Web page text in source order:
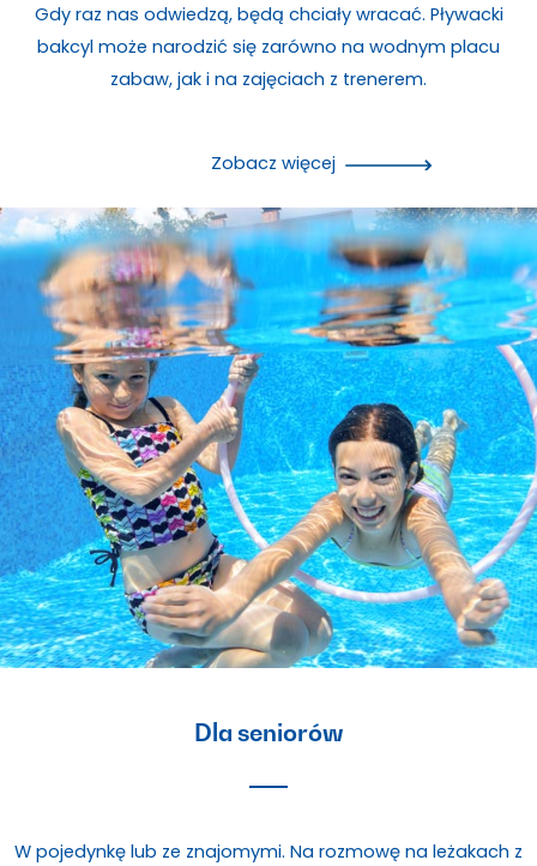
Gdy raz nas odwiedzą, będą chciały wracać. Pływacki
bakcyl może narodzić się zarówno na wodnym placu
zabaw, jak i na zajęciach z trenerem.
Zobacz więcej
Dla seniorów
W pojedynkę lub ze znajomymi. Na rozmowę na leżakach z